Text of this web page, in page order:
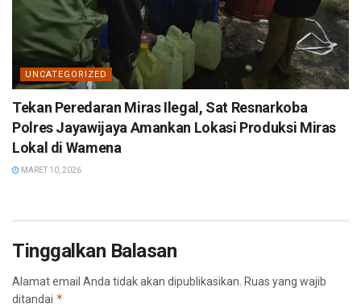
UNCATEGORIZED
Tekan Peredaran Miras Ilegal, Sat Resnarkoba
Polres Jayawijaya Amankan Lokasi Produksi Miras
Lokal di Wamena
MARET 10, 2026
Tinggalkan Balasan
Alamat email Anda tidak akan dipublikasikan. Ruas yang wajib
ditandai *